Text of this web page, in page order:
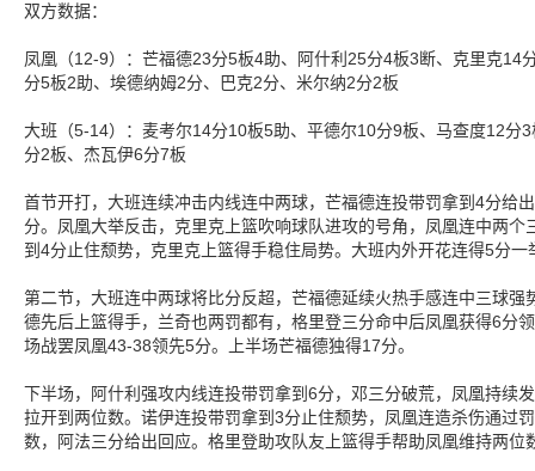
双方数据：
凤凰（12-9）：芒福德23分5板4助、阿什利25分4板3断、克里克
分5板2助、埃德纳姆2分、巴克2分、米尔纳2分2板
大班（5-14）：麦考尔14分10板5助、平德尔10分9板、马查度12
分2板、杰瓦伊6分7板
首节开打，大班连续冲击内线连中两球，芒福德连投带罚拿到4分给
分。凤凰大举反击，克里克上篮吹响球队进攻的号角，凤凰连中两
到4分止住颓势，克里克上篮得手稳住局势。大班内外开花连得5分
第二节，大班连中两球将比分反超，芒福德延续火热手感连中三球
德先后上篮得手，兰奇也两罚都有，格里登三分命中后凤凰获得6分
场战罢凤凰43-38领先5分。上半场芒福德独得17分。
下半场，阿什利强攻内线连投带罚拿到6分，邓三分破荒，凤凰持续
拉开到两位数。诺伊连投带罚拿到3分止住颓势，凤凰连造杀伤通过
数，阿法三分给出回应。格里登助攻队友上篮得手帮助凤凰维持两